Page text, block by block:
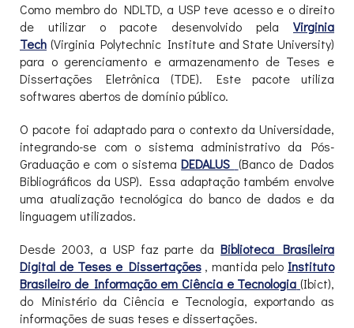
Como membro do NDLTD, a USP teve acesso e o direito
de utilizar o pacote desenvolvido pela Virginia
Tech (Virginia Polytechnic Institute and State University)
para o gerenciamento e armazenamento de Teses e
Dissertações Eletrônica (TDE). Este pacote utiliza
softwares abertos de domínio público.
O pacote foi adaptado para o contexto da Universidade,
integrando-se com o sistema administrativo da Pós-
Graduação e com o sistemaDEDALUS (Banco de Dados
Bibliográficos da USP). Essa adaptação também envolve
uma atualização tecnológica do banco de dados e da
linguagem utilizados.
Desde 2003, a USP faz parte daBiblioteca Brasileira
Digital de Teses e Dissertações, mantida pelo Instituto
Brasileiro de Informação em Ciência e Tecnologia (Ibict),
do Ministério da Ciência e Tecnologia, exportando as
informações de suas teses e dissertações.